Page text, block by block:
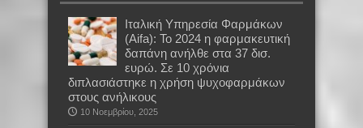
Ιταλική Υπηρεσία Φαρμάκων
(Aifa): Το 2024 η φαρμακευτική
δαπάνη ανήλθε στα 37 δισ.
ευρώ. Σε 10 χρόνια
διπλασιάστηκε η χρήση ψυχοφαρμάκων
στους ανήλικους
10 Νοεμβρίου, 2025